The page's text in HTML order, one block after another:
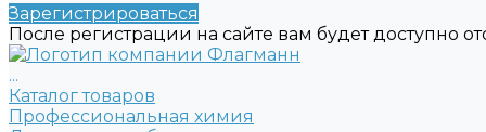
Зарегистрироваться
После регистрации на сайте вам будет доступно
...
Каталог товаров
Профессиональная химия